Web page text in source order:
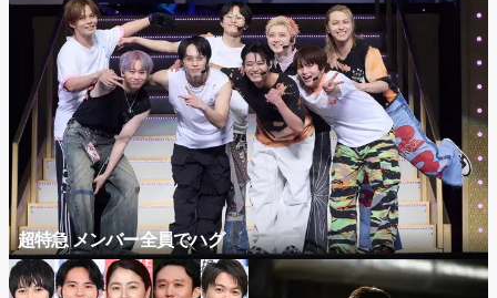
超特急 メンバー全員でハグ